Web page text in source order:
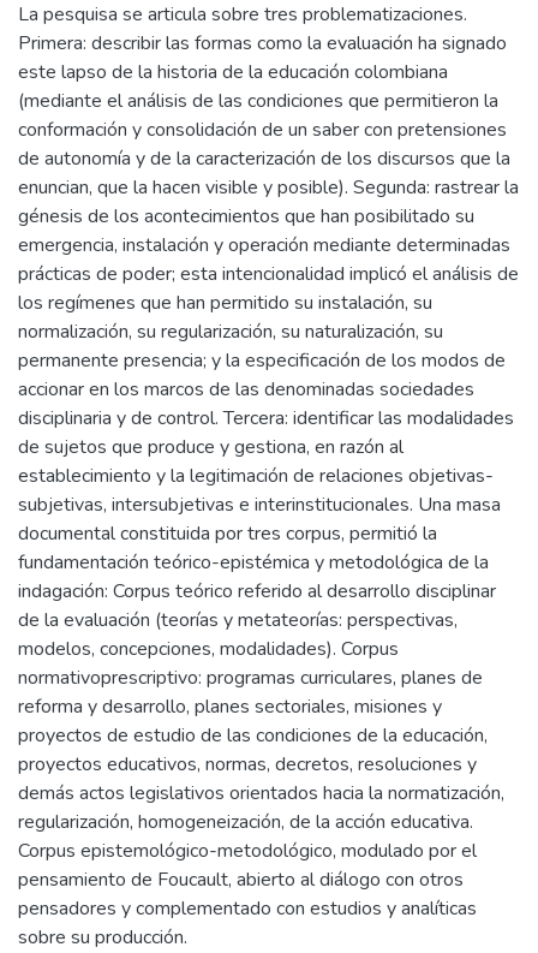
La pesquisa se articula sobre tres problematizaciones.
Primera: describir las formas como la evaluación ha signado
este lapso de la historia de la educación colombiana
(mediante el análisis de las condiciones que permitieron la
conformación y consolidación de un saber con pretensiones
de autonomía y de la caracterización de los discursos que la
enuncian, que la hacen visible y posible). Segunda: rastrear la
génesis de los acontecimientos que han posibilitado su
emergencia, instalación y operación mediante determinadas
prácticas de poder; esta intencionalidad implicó el análisis de
los regímenes que han permitido su instalación, su
normalización, su regularización, su naturalización, su
permanente presencia; y la especificación de los modos de
accionar en los marcos de las denominadas sociedades
disciplinaria y de control. Tercera: identificar las modalidades
de sujetos que produce y gestiona, en razón al
establecimiento y la legitimación de relaciones objetivas-
subjetivas, intersubjetivas e interinstitucionales. Una masa
documental constituida por tres corpus, permitió la
fundamentación teórico-epistémica y metodológica de la
indagación: Corpus teórico referido al desarrollo disciplinar
de la evaluación (teorías y metateorías: perspectivas,
modelos, concepciones, modalidades). Corpus
normativoprescriptivo: programas curriculares, planes de
reforma y desarrollo, planes sectoriales, misiones y
proyectos de estudio de las condiciones de la educación,
proyectos educativos, normas, decretos, resoluciones y
demás actos legislativos orientados hacia la normatización,
regularización, homogeneización, de la acción educativa.
Corpus epistemológico-metodológico, modulado por el
pensamiento de Foucault, abierto al diálogo con otros
pensadores y complementado con estudios y analíticas
sobre su producción.